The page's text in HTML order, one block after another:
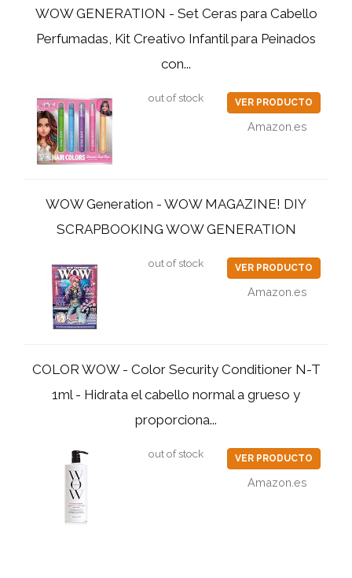
WOW GENERATION - Set Ceras para Cabello
Perfumadas, Kit Creativo Infantil para Peinados
con...
out of stock VER PRODUCTO
Amazon.es
WOW Generation - WOW MAGAZINE! DIY
SCRAPBOOKING WOW GENERATION
out of stock VER PRODUCTO
Amazon.es
COLOR WOW - Color Security Conditioner N-T
1ml - Hidrata el cabello normal a grueso y
proporciona...
out of stock VER PRODUCTO
Amazon.es